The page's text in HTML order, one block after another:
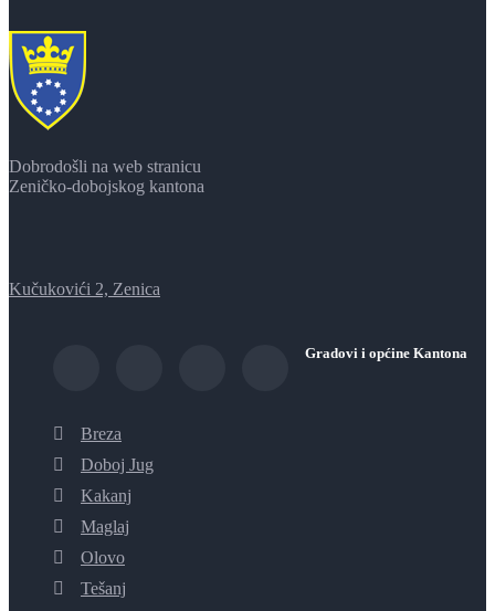
Dobrodošli na web stranicu
Zeničko-dobojskog kantona
Kučukovići 2, Zenica
Gradovi i općine Kantona
Breza
Doboj Jug
Kakanj
Maglaj
Olovo
Tešanj